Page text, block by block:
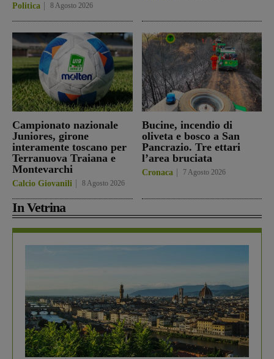
Politica 8 Agosto 2026
Campionato nazionale
Juniores, girone
interamente toscano per
Terranuova Traiana e
Montevarchi
Calcio Giovanili 8 Agosto 2026
Bucine, incendio di
oliveta e bosco a San
Pancrazio. Tre ettari
l’area bruciata
Cronaca 7 Agosto 2026
In Vetrina